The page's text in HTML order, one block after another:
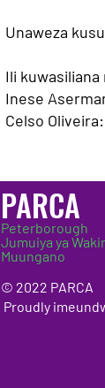
Unaweza
Ili kuwasiliana
Inese
Celso Oliveira:
PARCA
Peterborough
Jumuiya ya
Muungano
© 2022 PARCA
Proudly